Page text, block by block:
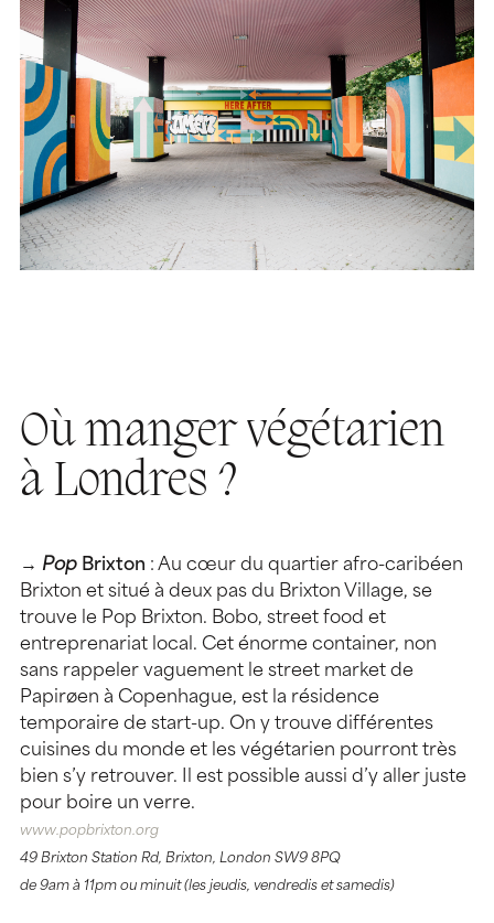
Où manger végétarien
à Londres ?
→ Pop Brixton : Au cœur du quartier afro-caribéen
Brixton et situé à deux pas du Brixton Village, se
trouve le Pop Brixton. Bobo, street food et
entreprenariat local. Cet énorme container, non
sans rappeler vaguement le street market de
Papirøen à Copenhague, est la résidence
temporaire de start-up. On y trouve différentes
cuisines du monde et les végétarien pourront très
bien s’y retrouver. Il est possible aussi d’y aller juste
pour boire un verre.
www.popbrixton.org
49 Brixton Station Rd, Brixton, London SW9 8PQ
de 9am à 11pm ou minuit (les jeudis, vendredis et samedis)